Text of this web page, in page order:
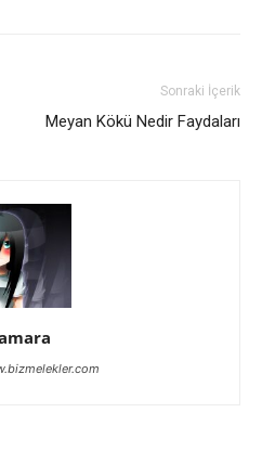
Sonraki İçerik
Meyan Kökü Nedir Faydaları